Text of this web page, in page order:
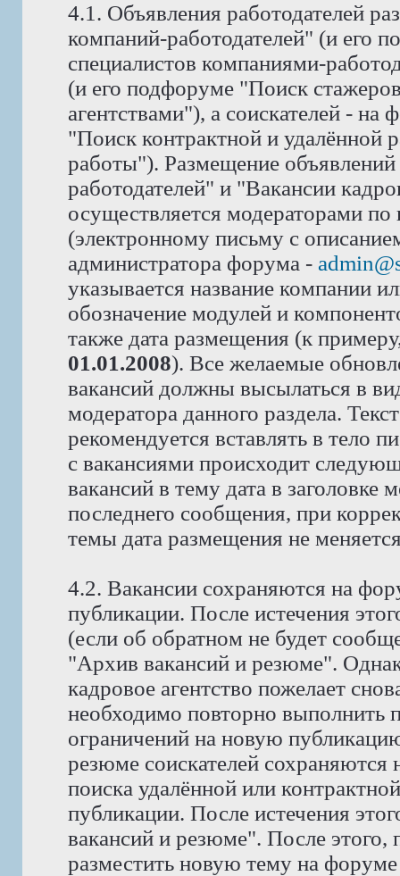
4.1. Объявления работодателей
компаний-работодателей" (и его
специалистов компаниями-
(и его подфоруме "Поиск
агентствами"), а соискателей -
"Поиск контрактной и удалённой
работы"). Размещение
работодателей" и "Вакансии
осуществляется модераторами
(электронному письму с
администратора форума -
указывается название компании
обозначение модулей и
также дата размещения (к
01.01.2008). Все желаемые
вакансий должны высылаться в
модератора данного раздела.
рекомендуется вставлять в тело
с вакансиями происходит
вакансий в тему дата в заголовке
последнего сообщения, при
темы дата размещения не
4.2. Вакансии сохраняются на
публикации. После истечения
(если об обратном не будет
"Архив вакансий и резюме".
кадровое агентство пожелает
необходимо повторно выполнить
ограничений на новую
резюме соискателей
поиска удалённой или
публикации. После истечения
вакансий и резюме". После этого,
разместить новую тему на